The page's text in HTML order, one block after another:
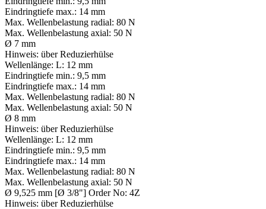
Eindringtiefe max.: 14 mm
Max. Wellenbelastung radial: 80 N
Max. Wellenbelastung axial: 50 N
Ø 7 mm
Hinweis: über Reduzierhülse
Wellenlänge: L: 12 mm
Eindringtiefe min.: 9,5 mm
Eindringtiefe max.: 14 mm
Max. Wellenbelastung radial: 80 N
Max. Wellenbelastung axial: 50 N
Ø 8 mm
Hinweis: über Reduzierhülse
Wellenlänge: L: 12 mm
Eindringtiefe min.: 9,5 mm
Eindringtiefe max.: 14 mm
Max. Wellenbelastung radial: 80 N
Max. Wellenbelastung axial: 50 N
Ø 9,525 mm [Ø 3/8"] Order No: 4Z
Hinweis: über Reduzierhülse